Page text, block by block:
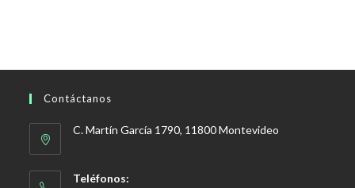
Contáctanos
C. Martín García 1790, 11800 Montevideo
Teléfonos: